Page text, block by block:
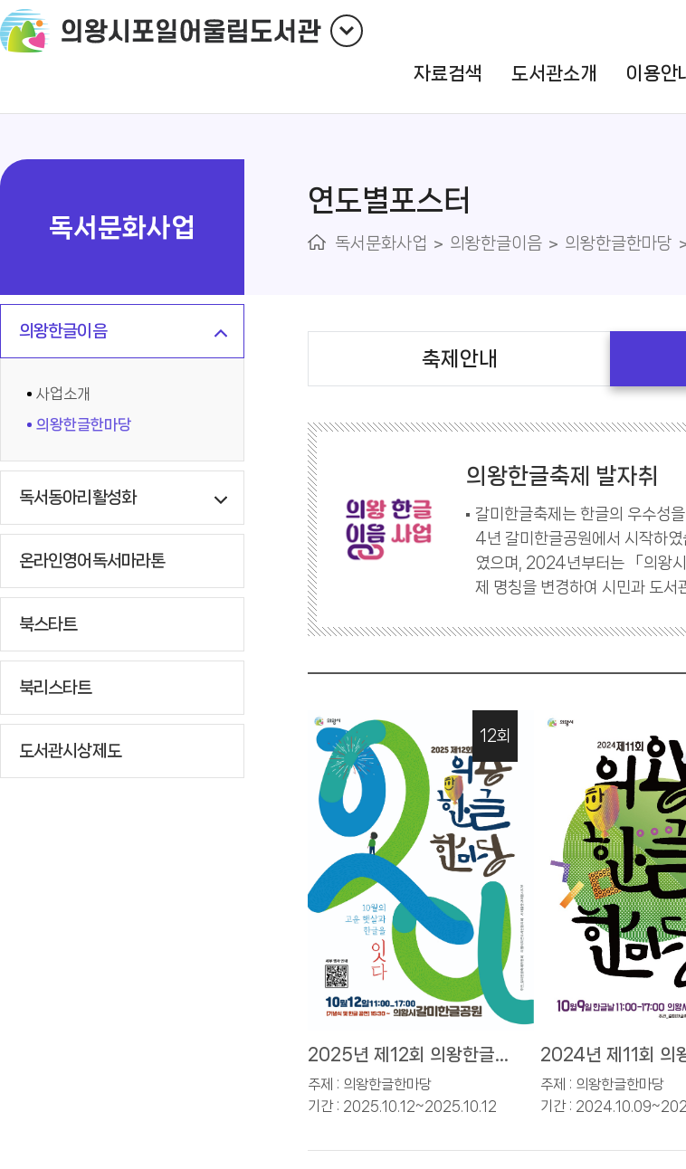
자료검색 도서관소개 이용안
독서문화사업
의왕한글이음
사업소개
의왕한글한마당
독서동아리활성화
온라인영어독서마라톤
북스타트
북리스타트
도서관시상제도
연도별포스터
독서문화사업 의왕한글이음 의왕한글한마당
축제안내
의왕한글축제 발자취
갈미한글축제는 한글의 우수성
4년 갈미한글공원에서 시작하
였으며, 2024년부터는 「의왕
제 명칭을 변경하여 시민과 도서
2025년 제12회 의왕한글한
마당
주제 : 의왕한글한마당
기간 : 2025.10.12~2025.10.12
12회
2024년 제11회 의
마당
주제 : 의왕한글한마당
기간 :